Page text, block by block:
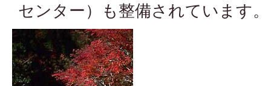
センター）も整備されています。